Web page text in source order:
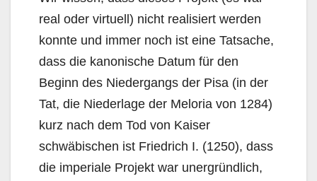
real oder virtuell) nicht realisiert werden
konnte und immer noch ist eine Tatsache,
dass die kanonische Datum für den
Beginn des Niedergangs der Pisa (in der
Tat, die Niederlage der Meloria von 1284)
kurz nach dem Tod von Kaiser
schwäbischen ist Friedrich I. (1250), dass
die imperiale Projekt war unergründlich,